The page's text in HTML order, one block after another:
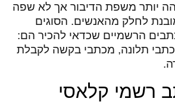
יותר משפת הדיבור אך לא שפה
לחלק מהאנשים. הסוגים
הרשמיים שכדאי להכיר הם:
תלונה, מכתבי בקשה לקבלת
רשמי קלאסי